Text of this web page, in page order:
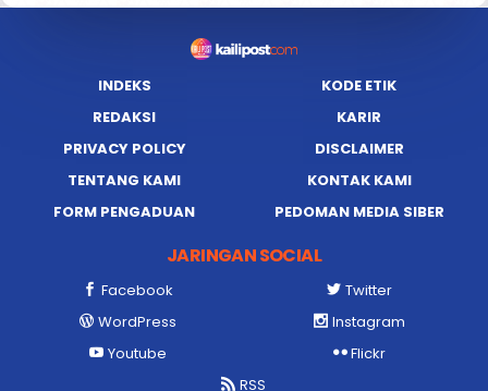
INDEKS
KODE ETIK
REDAKSI
KARIR
PRIVACY POLICY
DISCLAIMER
TENTANG KAMI
KONTAK KAMI
FORM PENGADUAN
PEDOMAN MEDIA SIBER
JARINGAN SOCIAL
Facebook
Twitter
WordPress
Instagram
Youtube
Flickr
RSS